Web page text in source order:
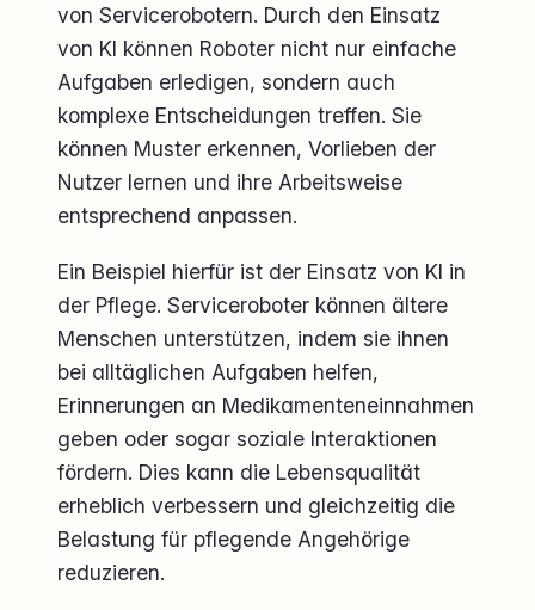
von Servicerobotern. Durch den Einsatz
von KI können Roboter nicht nur einfache
Aufgaben erledigen, sondern auch
komplexe Entscheidungen treffen. Sie
können Muster erkennen, Vorlieben der
Nutzer lernen und ihre Arbeitsweise
entsprechend anpassen.
Ein Beispiel hierfür ist der Einsatz von KI in
der Pflege. Serviceroboter können ältere
Menschen unterstützen, indem sie ihnen
bei alltäglichen Aufgaben helfen,
Erinnerungen an Medikamenteneinnahmen
geben oder sogar soziale Interaktionen
fördern. Dies kann die Lebensqualität
erheblich verbessern und gleichzeitig die
Belastung für pflegende Angehörige
reduzieren.